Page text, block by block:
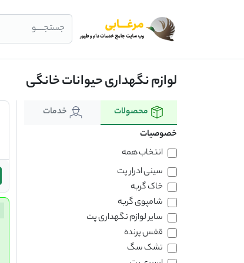
جستجــــو
لوازم نگهداری حیوانات خانگی
محصولات
خدمات
خصوصیات
انتخاب همه
سینی ادرار پت
خاک گربه
شامپوی گربه
سایر لوازم نگهداری پت
قفس پرنده
تشک سگ